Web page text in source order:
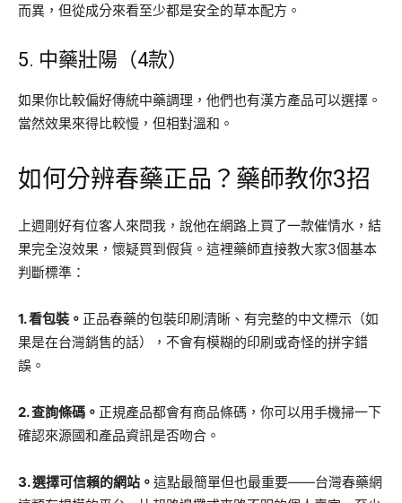
而異，但從成分來看至少都是安全的草本配方。
5. 中藥壯陽（4款）
如果你比較偏好傳統中藥調理，他們也有漢方產品可以選擇。
當然效果來得比較慢，但相對溫和。
如何分辨春藥正品？藥師教你3招
上週剛好有位客人來問我，說他在網路上買了一款催情水，結
果完全沒效果，懷疑買到假貨。這裡藥師直接教大家3個基本
判斷標準：
1. 看包裝。 正品春藥的包裝印刷清晰、有完整的中文標示（如
果是在台灣銷售的話），不會有模糊的印刷或奇怪的拼字錯
誤。
2. 查詢條碼。 正規產品都會有商品條碼，你可以用手機掃一下
確認來源國和產品資訊是否吻合。
3. 選擇可信賴的網站。 這點最簡單但也最重要——台灣春藥網